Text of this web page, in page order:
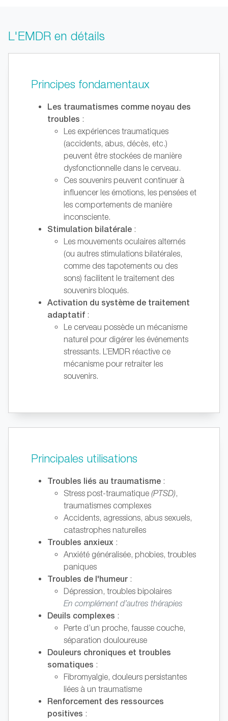
L'EMDR en détails
Principes fondamentaux
Les traumatismes comme noyau des
troubles :
Les expériences traumatiques
(accidents, abus, décès, etc.)
peuvent être stockées de manière
dysfonctionnelle dans le cerveau.
Ces souvenirs peuvent continuer à
influencer les émotions, les pensées et
les comportements de manière
inconsciente.
Stimulation bilatérale :
Les mouvements oculaires alternés
(ou autres stimulations bilatérales,
comme des tapotements ou des
sons) facilitent le traitement des
souvenirs bloqués.
Activation du système de traitement
adaptatif :
Le cerveau possède un mécanisme
naturel pour digérer les événements
stressants. L’EMDR réactive ce
mécanisme pour retraiter les
souvenirs.
Principales utilisations
Troubles liés au traumatisme :
Stress post-traumatique (PTSD),
traumatismes complexes
Accidents, agressions, abus sexuels,
catastrophes naturelles
Troubles anxieux :
Anxiété généralisée, phobies, troubles
paniques
Troubles de l'humeur :
Dépression, troubles bipolaires
En complément d’autres thérapies
Deuils complexes :
Perte d’un proche, fausse couche,
séparation douloureuse
Douleurs chroniques et troubles
somatiques :
Fibromyalgie, douleurs persistantes
liées à un traumatisme
Renforcement des ressources
positives :